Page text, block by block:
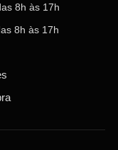
8h às 17h
8h às 17h